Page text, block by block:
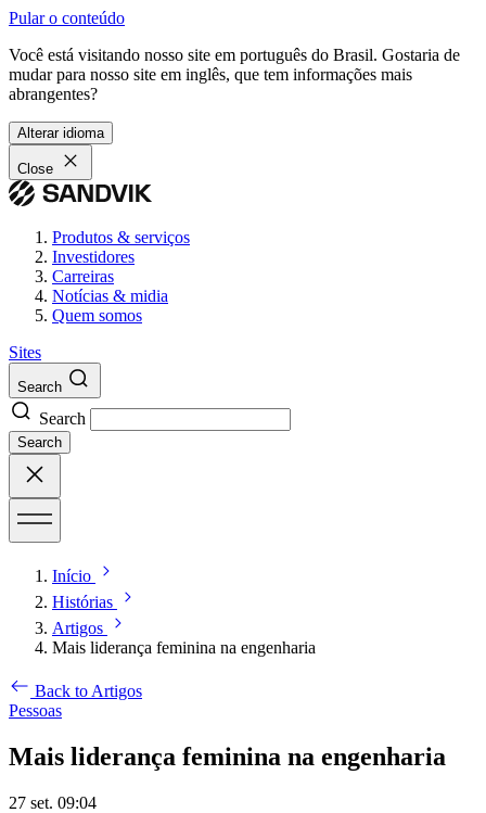
Pular o conteúdo
Você está visitando nosso site em português do Brasil. Gostaria de
mudar para nosso site em inglês, que tem informações mais
abrangentes?
Alterar idioma
Close
Produtos & serviços
Investidores
Carreiras
Notícias & midia
Quem somos
Sites
Search
Search
Search
Início
Histórias
Artigos
Mais liderança feminina na engenharia
Back to Artigos
Pessoas
Mais liderança feminina na engenharia
27 set. 09:04